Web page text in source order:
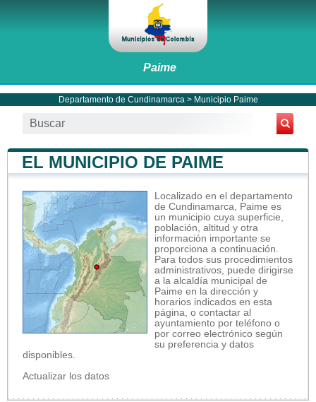
Paime
Departamento de Cundinamarca > Municipio Paime
EL MUNICIPIO DE PAIME
Localizado en el departamento
de Cundinamarca, Paime es
un municipio cuya superficie,
población, altitud y otra
información importante se
proporciona a continuación.
Para todos sus procedimientos
administrativos, puede dirigirse
a la alcaldía municipal de
Paime en la dirección y
horarios indicados en esta
página, o contactar al
ayuntamiento por teléfono o
por correo electrónico según
su preferencia y datos
disponibles.
Actualizar los datos